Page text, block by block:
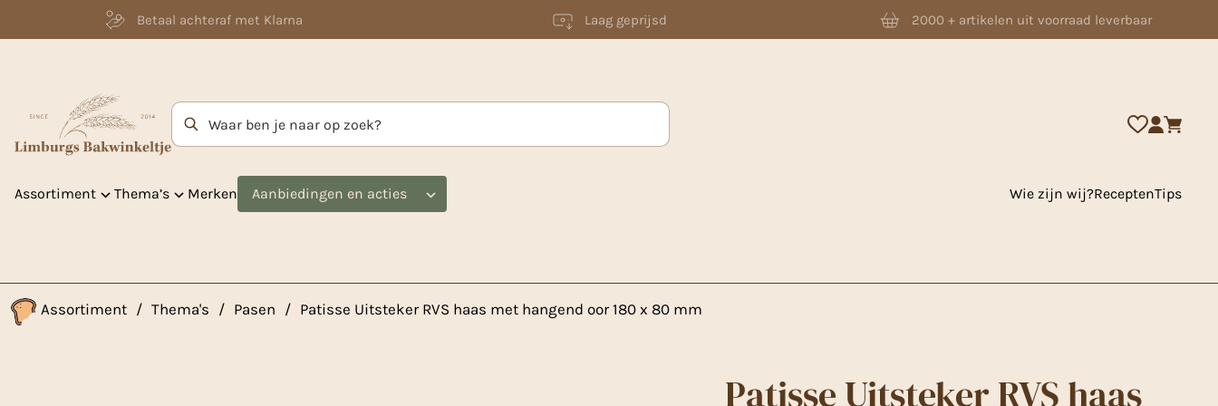
Betaal achteraf met Klarna Laag geprijsd 2000 + artikelen uit voorraad leverbaar
Zoekterm
Assortiment Thema’s Merken Aanbiedingen en acties Wie zijn wij?ReceptenTips
Assortiment / Thema's / Pasen / Patisse Uitsteker RVS haas met hangend oor 180 x 80 mm
Patisse Uitsteker RVS haas